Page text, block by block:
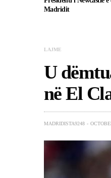
Madridit
LAJME
U
në El
MADRIDISTA9248